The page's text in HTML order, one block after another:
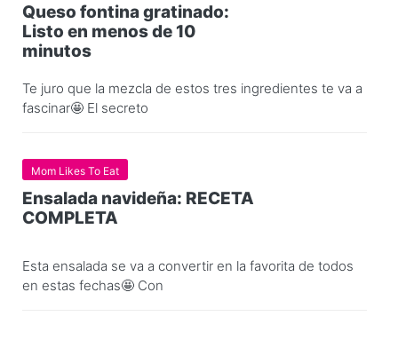
Queso fontina gratinado:
Listo en menos de 10
minutos
Te juro que la mezcla de estos tres ingredientes te va a
fascinar🤩 El secreto
Mom Likes To Eat
Ensalada navideña: RECETA
COMPLETA
Esta ensalada se va a convertir en la favorita de todos
en estas fechas🤩 Con